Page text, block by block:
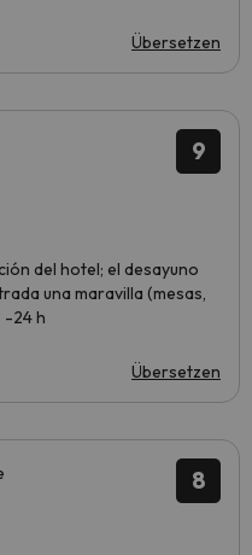
Übersetzen
9
del hotel; el desayuno
una maravilla (mesas,
-24 h
Übersetzen
8